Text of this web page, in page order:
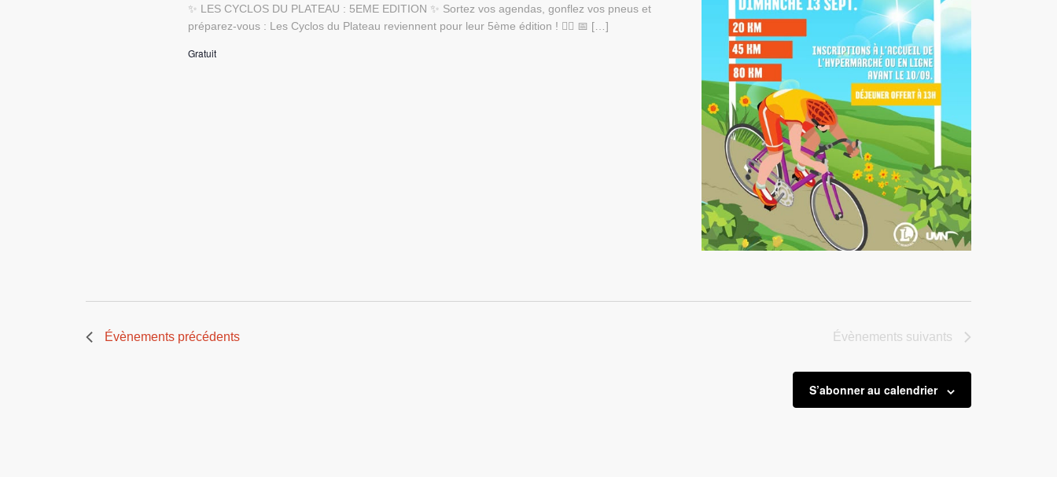
✨ LES CYCLOS DU PLATEAU : 5EME EDITION ✨ Sortez vos agendas, gonflez vos pneus et
préparez-vous : Les Cyclos du Plateau reviennent pour leur 5ème édition ! 🚴‍♂️ 📅 […]
Gratuit
Évènements précédents Évènements suivants
S’abonner au calendrier